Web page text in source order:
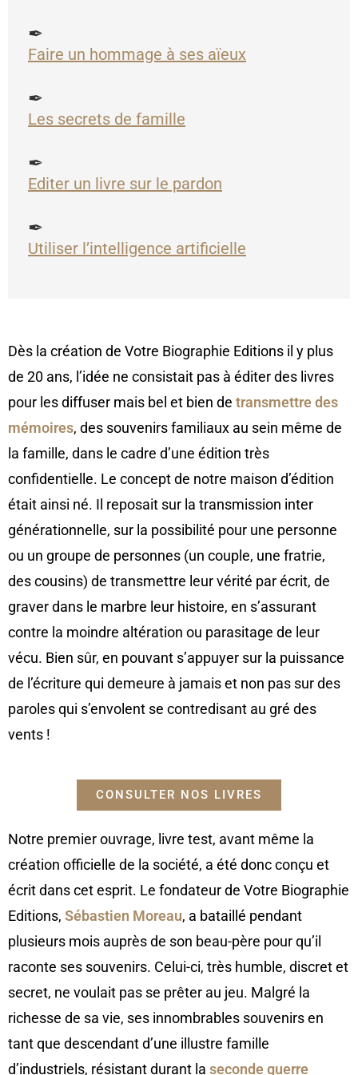
✒
Faire un hommage à ses aïeux
✒
Les secrets de famille
✒
Editer un livre sur le pardon
✒
Utiliser l’intelligence artificielle
Dès la création de Votre Biographie Editions il y plus
de 20 ans, l’idée ne consistait pas à éditer des livres
pour les diffuser mais bel et bien de transmettre des
mémoires, des souvenirs familiaux au sein même de
la famille, dans le cadre d’une édition très
confidentielle. Le concept de notre maison d’édition
était ainsi né. Il reposait sur la transmission inter
générationnelle, sur la possibilité pour une personne
ou un groupe de personnes (un couple, une fratrie,
des cousins) de transmettre leur vérité par écrit, de
graver dans le marbre leur histoire, en s’assurant
contre la moindre altération ou parasitage de leur
vécu. Bien sûr, en pouvant s’appuyer sur la puissance
de l’écriture qui demeure à jamais et non pas sur des
paroles qui s’envolent se contredisant au gré des
vents !
CONSULTER NOS LIVRES
Notre premier ouvrage, livre test, avant même la
création officielle de la société, a été donc conçu et
écrit dans cet esprit. Le fondateur de Votre Biographie
Editions, Sébastien Moreau, a bataillé pendant
plusieurs mois auprès de son beau-père pour qu’il
raconte ses souvenirs. Celui-ci, très humble, discret et
secret, ne voulait pas se prêter au jeu. Malgré la
richesse de sa vie, ses innombrables souvenirs en
tant que descendant d’une illustre famille
d’industriels, résistant durant la seconde guerre